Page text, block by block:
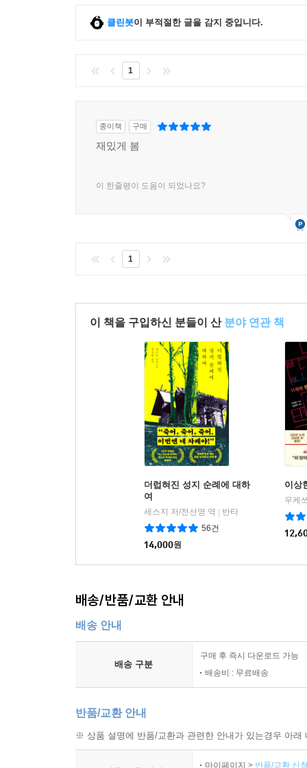
클린봇이 부적절한 글을 감지 중입니다.
1
종이책 구매
재밌게 봄
이 한줄평이 도움이 되었나요?
1
이 책을 구입하신 분들이 산 분야 연관 책
더럽혀진 성지 순례에 대하
여
세스지 저/전선영 역 | 반타
56건
14,000원
이상
우케
배송/반품/교환 안내
배송 안내
배송 구분
구매 후 즉시 다운로드 가능
배송비 : 무료배송
반품/교환 안내
※ 상품 설명에 반품/교환과 관련한 안내가 있는경우 아
마이페이지 > 반품/교환 신